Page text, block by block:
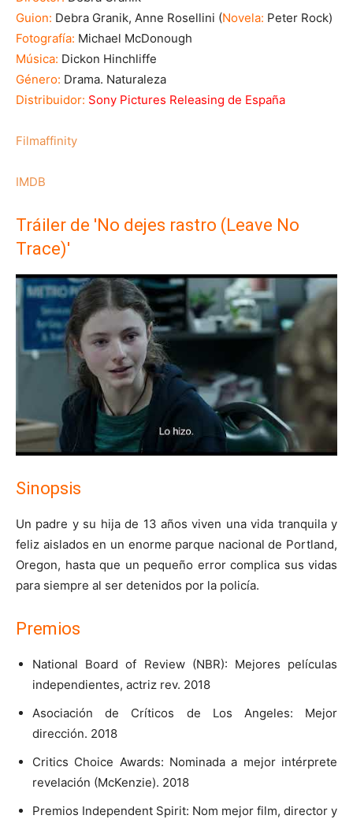
Guion: Debra Granik, Anne Rosellini (Novela: Peter Rock)
Fotografía: Michael McDonough
Música: Dickon Hinchliffe
Género: Drama. Naturaleza
Distribuidor: Sony Pictures Releasing de España
Filmaffinity
IMDB
Tráiler de 'No dejes rastro (Leave No
Trace)'
Sinopsis
Un padre y su hija de 13 años viven una vida tranquila y
feliz aislados en un enorme parque nacional de Portland,
Oregon, hasta que un pequeño error complica sus vidas
para siempre al ser detenidos por la policía.
Premios
National Board of Review (NBR): Mejores películas
independientes, actriz rev. 2018
Asociación de Críticos de Los Angeles: Mejor
dirección. 2018
Critics Choice Awards: Nominada a mejor intérprete
revelación (McKenzie). 2018
Premios Independent Spirit: Nom mejor film, director y